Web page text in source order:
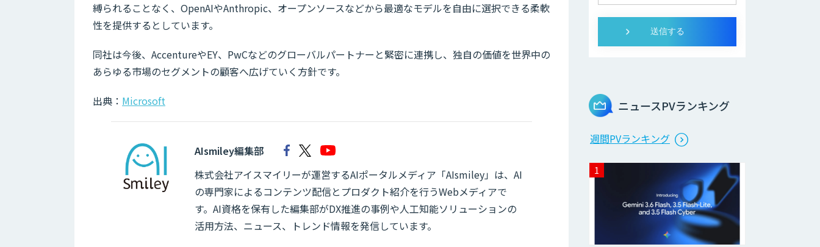
縛られることなく、OpenAIやAnthropic、オープンソースなどから最適なモデルを自由に選択できる柔軟
性を提供するとしています。
同社は今後、AccentureやEY、PwCなどのグローバルパートナーと緊密に連携し、独自の価値を世界中の
あらゆる市場のセグメントの顧客へ広げていく方針です。
出典： Microsoft
AIsmiley編集部
株式会社アイスマイリーが運営するAIポータルメディア「AIsmiley」は、AI
の専門家によるコンテンツ配信とプロダクト紹介を行うWebメディアで
す。AI資格を保有した編集部がDX推進の事例や人工知能ソリューションの
活用方法、ニュース、トレンド情報を発信しています。
データ分析/AI開
発/コンサルティン
グ
STORM Platform
Cogent AI
Cabinet
AI/DX研修
ニュースPVランキング
週間PVランキング